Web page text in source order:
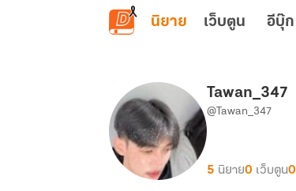
ข้ามไปยังเนื้อหาหลัก
นิยาย เว็บตูน อีบุ๊ก
Tawan_347
@Tawan_347
5 นิยาย0 เว็บตูน0